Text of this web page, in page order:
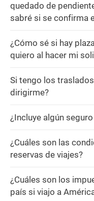
quedado de
sabré si se confirma
¿Cómo sé si hay
quiero al hacer mi
Si tengo los
dirigirme?
¿Incluye algún
¿Cuáles son las
reservas de viajes?
¿Cuáles son los
país si viajo a